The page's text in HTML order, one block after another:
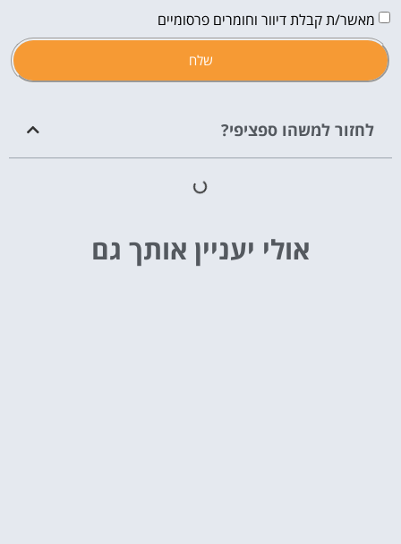
מאשר/ת קבלת דיוור וחומרים פרסומיים
שלח
לחזור למשהו ספציפי?
אולי יעניין אותך גם